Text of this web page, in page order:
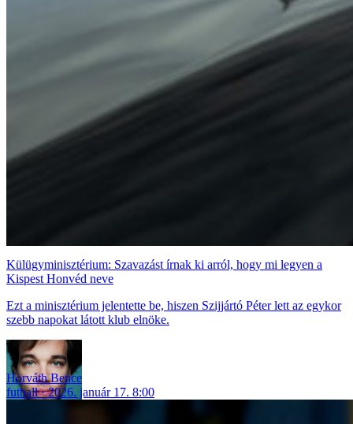
Külügyminisztérium: Szavazást írnak ki arról, hogy mi legyen a
Kispest Honvéd neve
Ezt a minisztérium jelentette be, hiszen Szijjártó Péter lett az egykor
szebb napokat látott klub elnöke.
Horváth Bence
futball
2026. január 17. 8:00